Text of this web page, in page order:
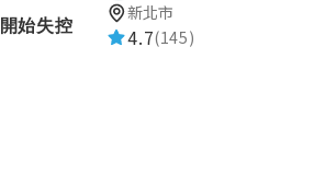
開始失控
新北市
4.7(145)